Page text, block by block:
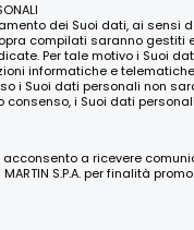
dei Suoi dati, ai sensi
compilati saranno
Per tale motivo i Suoi
informatiche e
i Suoi dati personali non
consenso, i Suoi dati
a ricevere
S.P.A. per finalità